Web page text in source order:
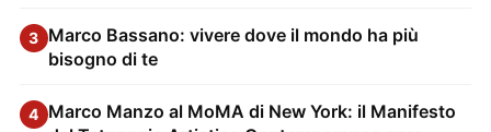
3 Marco Bassano: vivere dove il mondo ha più
bisogno di te
4 Marco Manzo al MoMA di New York: il Manifesto